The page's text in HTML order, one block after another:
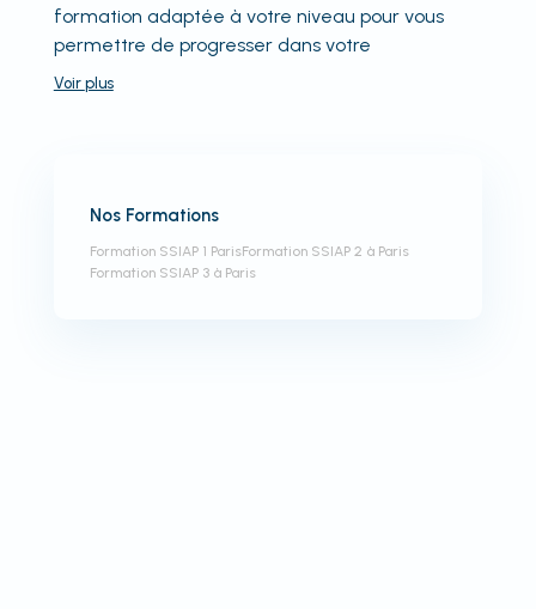
formation adaptée à votre niveau pour vous
permettre de progresser dans votre
Voir plus
Nos Formations
Formation SSIAP 1 ParisFormation SSIAP 2 à Paris
Formation SSIAP 3 à Paris